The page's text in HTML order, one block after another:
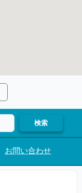
検索
お問い合わせ